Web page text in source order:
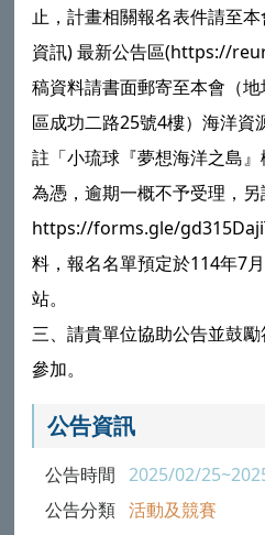
止，計畫相關報名表件請至
資訊) 最新公告區(https://
稿資料請書面郵寄至本會（
區成功二路25號4樓）海洋資
註「小琉球『夢想海洋之島
為憑，逾期一概不予受理，另
https://forms.gle/
料，報名名單預定於114年7
站。
三、請貴單位協助公告並鼓
參加。
公告資訊
公告時間 2025/02/
公告分類 活動及競賽